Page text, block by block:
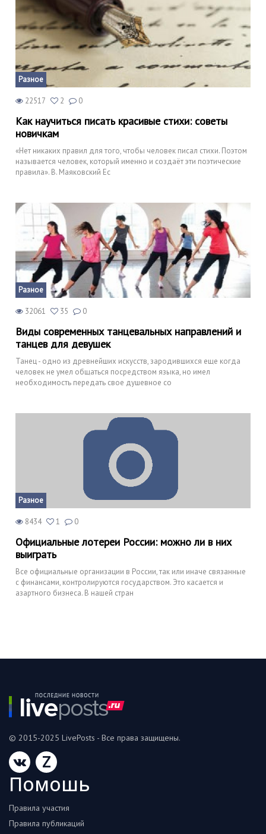
Разное
22517 2 0
Как научиться писать красивые стихи: советы
новичкам
«Нет никаких правил для того, чтобы человек писал стихи. Поэтом
называется человек, который именно и создаёт эти поэтические
правила». В. Маяковский Ес
Разное
32061 35 0
Виды современных танцевальных направлений и
танцев для девушек
Танец - одно из древнейших искусств, зародившихся еще когда
человек не умел общаться посредством языка, но имел
необходимость передать свое душевное со
Разное
8434 1 0
Официальные лотереи России: можно ли в них
выиграть
Все официальные организации в России, так или иначе связанные
с финансами, контролируются государством. Это касается и
азартного бизнеса. В нашей стран
© 2015-2025 LivePosts - Все права защищены.
Z
Помошь
Правила участия
Правила публикаций